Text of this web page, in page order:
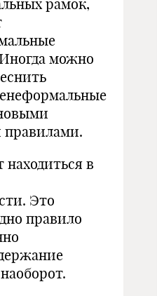
рамок,
можно
в
Это
правило